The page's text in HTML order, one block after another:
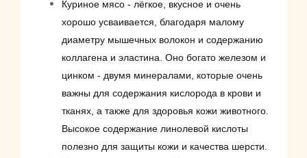
Куриное мясо - лёгкое, вкусное и очень
хорошо усваивается, благодаря малому
диаметру мышечных волокон и содержанию
коллагена и эластина. Оно богато железом и
цинком - двумя минералами, которые очень
важны для содержания кислорода в крови и
тканях, а также для здоровья кожи животного.
Высокое содержание линолевой кислоты
полезно для защиты кожи и качества шерсти.